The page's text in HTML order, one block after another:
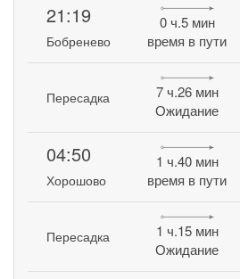
21:19
Бобренево
0 ч.5 мин
время в пути
Пересадка
7 ч.26 мин
Ожидание
04:50
Хорошово
1 ч.40 мин
время в пути
Пересадка
1 ч.15 мин
Ожидание